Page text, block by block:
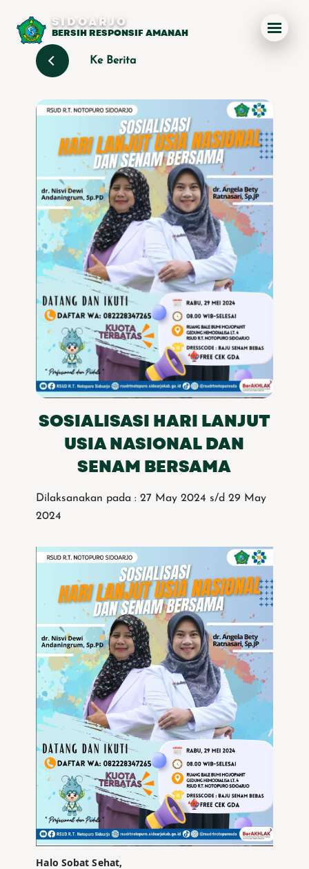
SIDOARJO
BERSIH RESPONSIF AMANAH
Ke Berita
SOSIALISASI HARI LANJUT
USIA NASIONAL DAN
SENAM BERSAMA
Dilaksanakan pada : 27 May 2024 s/d 29 May
2024
Halo Sobat Sehat,